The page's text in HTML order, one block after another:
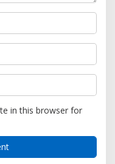
in this browser for